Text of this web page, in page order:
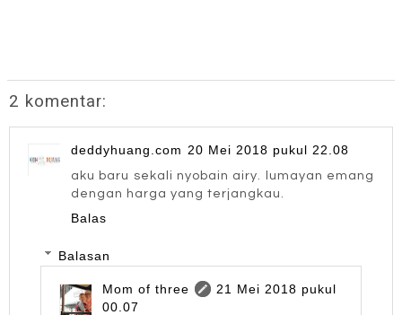
2 komentar:
deddyhuang.com 20 Mei 2018 pukul 22.08
aku baru sekali nyobain airy. lumayan emang
dengan harga yang terjangkau.
Balas
Balasan
Mom of three
21 Mei 2018 pukul
00.07